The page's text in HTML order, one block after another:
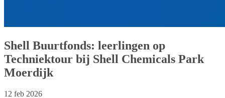
Shell Buurtfonds: leerlingen op
Techniektour bij Shell Chemicals Park
Moerdijk
12 feb 2026